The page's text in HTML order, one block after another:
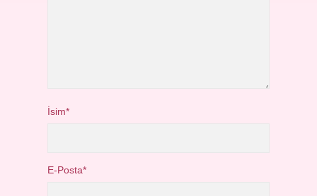
İsim*
E-Posta*